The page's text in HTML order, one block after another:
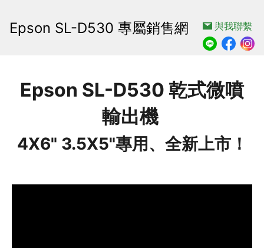
Epson SL-D530 專屬銷售網 與我聯繫
Epson SL-D530 乾式微噴
輸出機
4X6" 3.5X5"專用、全新上市！